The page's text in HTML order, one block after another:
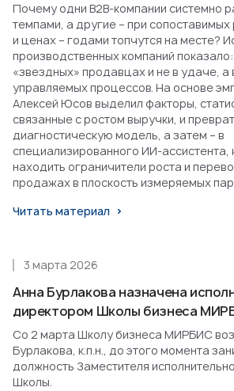
Почему одни B2B-компании системно
темпами, а другие – при
и ценах – годами топчутся на месте?
производственных компаний
«звездных» продавцах и не в удаче, а
управляемых процессов. На основе
Алексей Юсов выделил факторы,
связанные с ростом выручки, и
диагностическую модель, а затем – в
специализированного ИИ-ассистента,
находить ограничители роста и
продажах в плоскость измеряемых
Читать материал
Анна Бурлакова назначена
директором Школы бизнеса
3 марта 2026
Со 2 марта Школу бизнеса МИРБИС
Бурлакова, к.п.н., до этого момента
должность Заместителя
Школы.